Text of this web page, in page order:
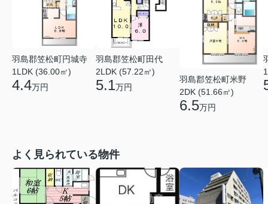
羽島郡笠松町円城寺
1LDK (36.00㎡)
4.4万円
羽島郡笠松町田代
2LDK (57.22㎡)
5.1万円
羽島郡笠松町米野
2DK (51.66㎡)
6.5万円
よく見られている物件